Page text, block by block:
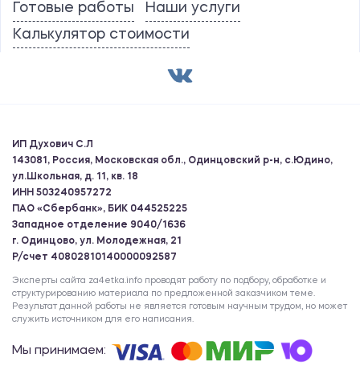
Готовые работы
Наши услуги
Калькулятор стоимости
ИП Духович С.Л
143081, Россия, Московская обл., Одинцовский р-н, с.Юдино,
ул.Школьная, д. 11, кв. 18
ИНН 503240957272
ПАО «Сбербанк», БИК 044525225
Западное отделение 9040/1636
г. Одинцово, ул. Молодежная, 21
Р/счет 40802810140000092587
Эксперты сайта za4etka.info проводят работу по подбору, обработке и
структурированию материала по предложенной заказчиком теме.
Результат данной работы не является готовым научным трудом, но может
служить источником для его написания.
Мы принимаем: